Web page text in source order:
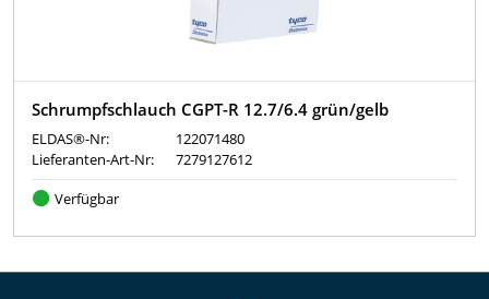
Schrumpfschlauch CGPT-R 12.7/6.4 grün/gelb
ELDAS®-Nr:
122071480
Lieferanten-Art-Nr:
7279127612
Verfügbar